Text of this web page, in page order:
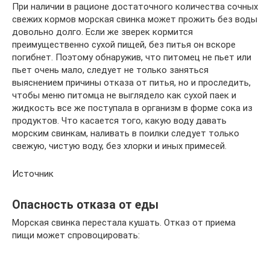
При наличии в рационе достаточного количества сочных
свежих кормов морская свинка может прожить без воды
довольно долго. Если же зверек кормится
преимущественно сухой пищей, без питья он вскоре
погибнет. Поэтому обнаружив, что питомец не пьет или
пьет очень мало, следует не только заняться
выяснением причины отказа от питья, но и проследить,
чтобы меню питомца не выглядело как сухой паек и
жидкость все же поступала в организм в форме сока из
продуктов. Что касается того, какую воду давать
морским свинкам, наливать в поилки следует только
свежую, чистую воду, без хлорки и иных примесей.
Источник
Опасность отказа от еды
Морская свинка перестала кушать. Отказ от приема
пищи может спровоцировать: